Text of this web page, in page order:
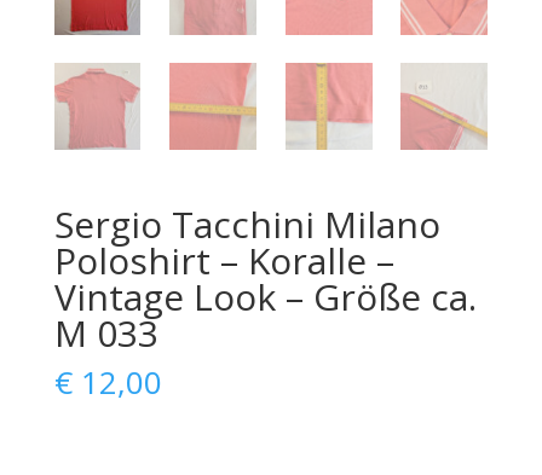
Sergio Tacchini Milano
Poloshirt – Koralle –
Vintage Look – Größe ca.
M 033
€12,00